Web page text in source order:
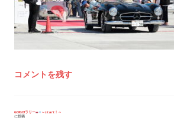
コメントを残す
投
GO!GO!ラリー
～start！～
に投稿